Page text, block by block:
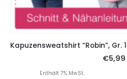
€5,99
Enthält 7% MwSt.